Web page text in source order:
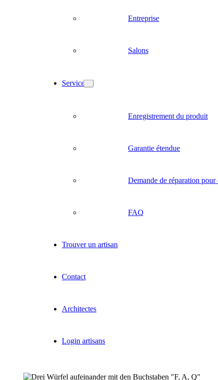
Entreprise
Salons
Service
Enregistrement du produit
Garantie étendue
Demande de réparation
FAQ
Trouver un artisan
Contact
Architectes
Login artisans